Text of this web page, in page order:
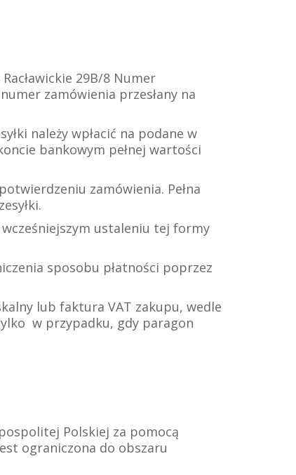
29B/8 Numer
zamówienia przesłany na
należy wpłacić na podane w
bankowym pełnej wartości
zamówienia. Pełna
ustaleniu tej formy
sposobu płatności poprzez
lub faktura VAT zakupu, wedle
w przypadku, gdy paragon
Polskiej za pomocą
ograniczona do obszaru